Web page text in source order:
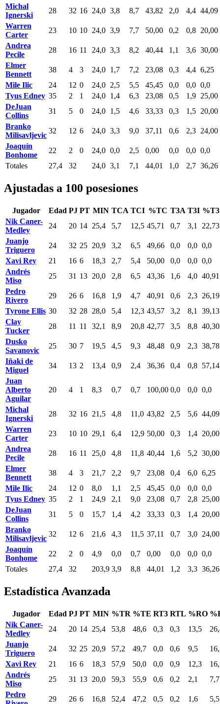
Michal
Ignerski
28 32 16 24,0 3,8 8,7 43,82 2,0 4,4 44,09
Warren
Carter
23 10 10 24,0 3,9 7,7 50,00 0,2 0,8 20,00
Andrea
Pecile
28 16 11 24,0 3,3 8,2 40,44 1,1 3,6 30,00
Elmer
Bennett
38 4 3 24,0 1,7 7,2 23,08 0,3 4,4 6,25
Mile Ilic
24 12 0 24,0 2,5 5,5 45,45 0,0 0,0 0,0
Tyus Edney 35 2 1 24,0 1,4 6,3 23,08 0,5 1,9 25,00
DeJuan
Collins
31 5 0 24,0 1,5 4,6 33,33 0,3 1,5 20,00
Branko
Milisavljevic
32 12 6 24,0 3,3 9,0 37,11 0,6 2,3 24,00
Joaquín
Bonhome
22 2 0 24,0 0,0 2,5 0,00 0,0 0,0 0,0
Totales
27,4 32 24,0 3,1 7,1 44,01 1,0 2,7 36,26
Ajustadas a 100 posesiones
Jugador Edad PJ PT MIN TCA TCI %TC T3A T3I %T3
Nik Caner-
Medley
24 20 14 25,4 5,7 12,5 45,71 0,7 3,1
22,73
Juanjo
Triguero
24 32 25 20,9 3,2 6,5 49,66 0,0 0,0 0,0
Xavi Rey
21 16 6 18,3 2,7 5,4 50,00 0,0 0,0 0,0
Andrés
Miso
25 31 13 20,0 2,8 6,5 43,36 1,6 4,0 40,91
Pedro
Rivero
29 26 6 16,8 1,9 4,7 40,91 0,6 2,3 26,19
Tyrone Ellis 30 32 28 28,0 5,4 12,3 43,57 3,2 8,1
39,13
Clay
Tucker
28 11 11 32,1 8,9 20,8 42,77 3,5 8,8 40,30
Dusko
Savanovic
25 30 7 19,5 4,5 9,3 48,48 0,9 2,3 38,78
Iñaki de
Miguel
34 13 2 13,4 0,9 2,4 36,36 0,4 0,8 57,14
Juan
Alberto
Aguilar
20 4 1 8,3 0,7 0,7 100,00 0,0 0,0 0,0
Michal
Ignerski
28 32 16 21,5 4,8 11,0 43,82 2,5 5,6 44,09
Warren
Carter
23 10 10 29,1 6,4 12,9 50,00 0,3 1,4 20,00
Andrea
Pecile
28 16 11 25,0 4,8 11,8 40,44 1,6 5,2 30,00
Elmer
Bennett
38 4 3 21,7 2,2 9,7 23,08 0,4 6,0 6,25
Mile Ilic
24 12 0 8,0 1,1 2,5 45,45 0,0 0,0 0,0
Tyus Edney 35 2 1 24,9 2,1 9,0 23,08 0,7 2,8 25,00
DeJuan
Collins
31 5 0 15,7 1,4 4,2 33,33 0,3 1,4 20,00
Branko
Milisavljevic
32 12 6 21,6 4,3 11,5 37,11 0,7 3,0 24,00
Joaquín
Bonhome
22 2 0 4,9 0,0 0,7 0,00 0,0 0,0 0,0
Totales
27,4 32 203,9 3,9 8,8 44,01 1,2 3,3 36,26
Estadística Avanzada
Jugador Edad PJ PT MIN %TR %TE RT3 RTL %RO
Nik Caner-
Medley
24 20 14 25,4 53,8 48,6 0,3 0,3 13,5
Juanjo
Triguero
24 32 25 20,9 57,2 49,7 0,0 0,6 9,5
Xavi Rey
21 16 6 18,3 57,9 50,0 0,0 0,9 12,3
Andrés
Miso
25 31 13 20,0 59,3 55,9 0,6 0,2 2,1
7,7
Pedro
29 26 6 16,8 52,4 47,2 0,5 0,2 1,6 5,5